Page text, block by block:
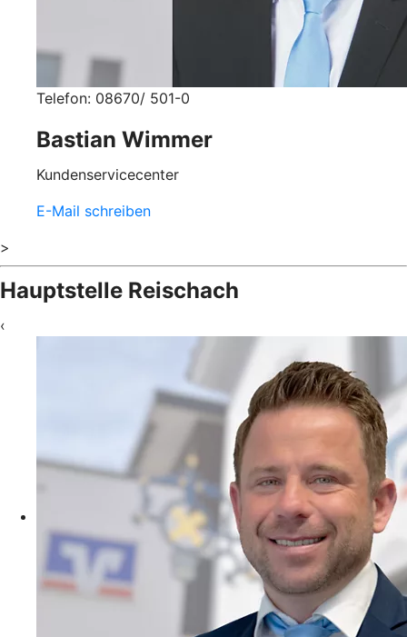
Telefon: 08670/ 501-0
Bastian Wimmer
Kundenservicecenter
E-Mail schreiben
>
Hauptstelle Reischach
‹